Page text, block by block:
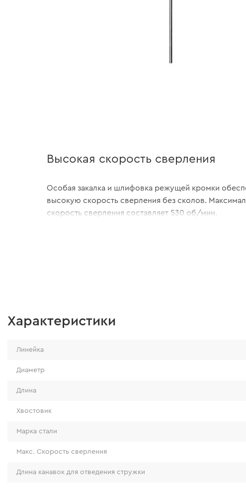
Высокая скорость сверления
Особая закалка и шлифовка режущей кромки
высокую скорость сверления без сколов.
скорость сверления составляет 530 об/мин.
Характеристики
Линейка
Диаметр
Длина
Хвостовик
Марка стали
Макс. Cкорость сверления
Длина канавок для отведения стружки